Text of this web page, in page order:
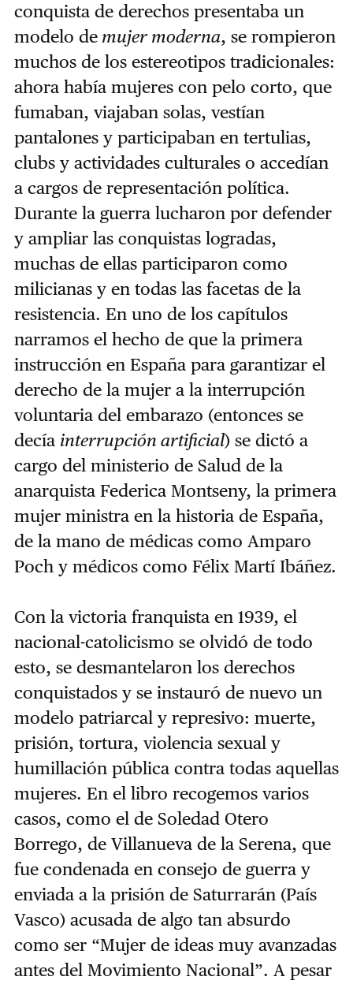
conquista de derechos presentaba un
modelo demujer moderna, se rompieron
muchos de los estereotipos tradicionales:
ahora había mujeres con pelo corto, que
fumaban, viajaban solas, vestían
pantalones y participaban en tertulias,
clubs y actividades culturales o accedían
a cargos de representación política.
Durante la guerra lucharon por defender
y ampliar las conquistas logradas,
muchas de ellas participaron como
milicianas y en todas las facetas de la
resistencia. En uno de los capítulos
narramos el hecho de que la primera
instrucción en España para garantizar el
derecho de la mujer a la interrupción
voluntaria del embarazo (entonces se
decía interrupción artificial) se dictó a
cargo del ministerio de Salud de la
anarquista Federica Montseny, la primera
mujer ministra en la historia de España,
de la mano de médicas como Amparo
Poch y médicos como Félix Martí Ibáñez.
Con la victoria franquista en 1939, el
nacional-catolicismo se olvidó de todo
esto, se desmantelaron los derechos
conquistados y se instauró de nuevo un
modelo patriarcal y represivo: muerte,
prisión, tortura, violencia sexual y
humillación pública contra todas aquellas
mujeres. En el libro recogemos varios
casos, como el de Soledad Otero
Borrego, de Villanueva de la Serena, que
fue condenada en consejo de guerra y
enviada a la prisión de Saturrarán (País
Vasco) acusada de algo tan absurdo
como ser “Mujer de ideas muy avanzadas
antes del Movimiento Nacional”. A pesar